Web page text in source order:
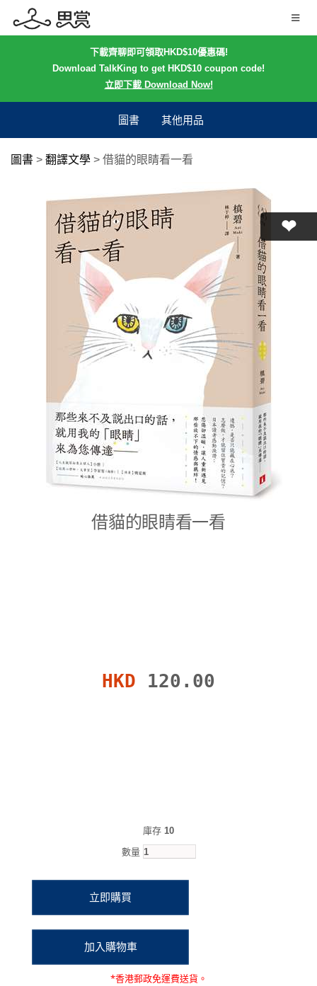
下載齊聊即可領取HKD$10優惠碼!
Download TalkKing to get HKD$10 coupon code!
立即下載 Download Now!
圖書 其他用品
圖書 > 翻譯文學 > 借貓的眼睛看一看
借貓的眼睛看一看
HKD 120.00
庫存 10
數量
*香港郵政免運費送貨。